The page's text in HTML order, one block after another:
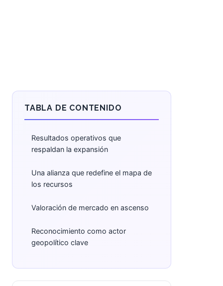
TABLA DE CONTENIDO
Resultados operativos que
respaldan la expansión
Una alianza que redefine el mapa de
los recursos
Valoración de mercado en ascenso
Reconocimiento como actor
geopolítico clave